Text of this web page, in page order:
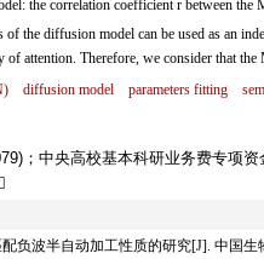
the correlation coefficient r between the
of the diffusion model can be used as an
attention. Therefore, we consider that
diffusion model parameters fitting
；中央高校基本科研业务费专项
配负波半自动加工性质的研究[J]. 中国生